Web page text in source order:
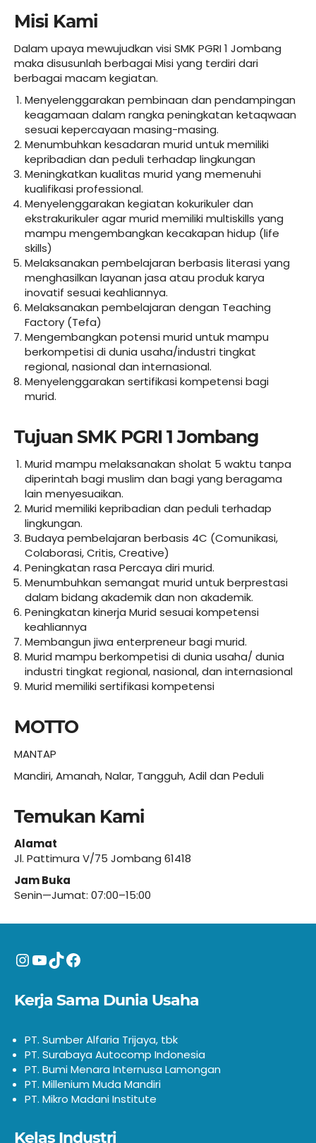
Misi Kami
Dalam upaya mewujudkan visi SMK PGRI 1 Jombang
maka disusunlah berbagai Misi yang terdiri dari
berbagai macam kegiatan.
Menyelenggarakan pembinaan dan pendampingan
keagamaan dalam rangka peningkatan ketaqwaan
sesuai kepercayaan masing-masing.
Menumbuhkan kesadaran murid untuk memiliki
kepribadian dan peduli terhadap lingkungan
Meningkatkan kualitas murid yang memenuhi
kualifikasi professional.
Menyelenggarakan kegiatan kokurikuler dan
ekstrakurikuler agar murid memiliki multiskills yang
mampu mengembangkan kecakapan hidup (life
skills)
Melaksanakan pembelajaran berbasis literasi yang
menghasilkan layanan jasa atau produk karya
inovatif sesuai keahliannya.
Melaksanakan pembelajaran dengan Teaching
Factory (Tefa)
Mengembangkan potensi murid untuk mampu
berkompetisi di dunia usaha/industri tingkat
regional, nasional dan internasional.
Menyelenggarakan sertifikasi kompetensi bagi
murid.
Tujuan SMK PGRI 1 Jombang
Murid mampu melaksanakan sholat 5 waktu tanpa
diperintah bagi muslim dan bagi yang beragama
lain menyesuaikan.
Murid memiliki kepribadian dan peduli terhadap
lingkungan.
Budaya pembelajaran berbasis 4C (Comunikasi,
Colaborasi, Critis, Creative)
Peningkatan rasa Percaya diri murid.
Menumbuhkan semangat murid untuk berprestasi
dalam bidang akademik dan non akademik.
Peningkatan kinerja Murid sesuai kompetensi
keahliannya
Membangun jiwa enterpreneur bagi murid.
Murid mampu berkompetisi di dunia usaha/ dunia
industri tingkat regional, nasional, dan internasional
Murid memiliki sertifikasi kompetensi
MOTTO
MANTAP
Mandiri, Amanah, Nalar, Tangguh, Adil dan Peduli
Temukan Kami
Alamat
Jl. Pattimura V/75 Jombang 61418
Jam Buka
Senin—Jumat: 07:00–15:00
Instagram
YouTube
TikTokFacebook
Kerja Sama Dunia Usaha
PT. Sumber Alfaria Trijaya, tbk
PT. Surabaya Autocomp Indonesia
PT. Bumi Menara Internusa Lamongan
PT. Millenium Muda Mandiri
PT. Mikro Madani Institute
Kelas Industri